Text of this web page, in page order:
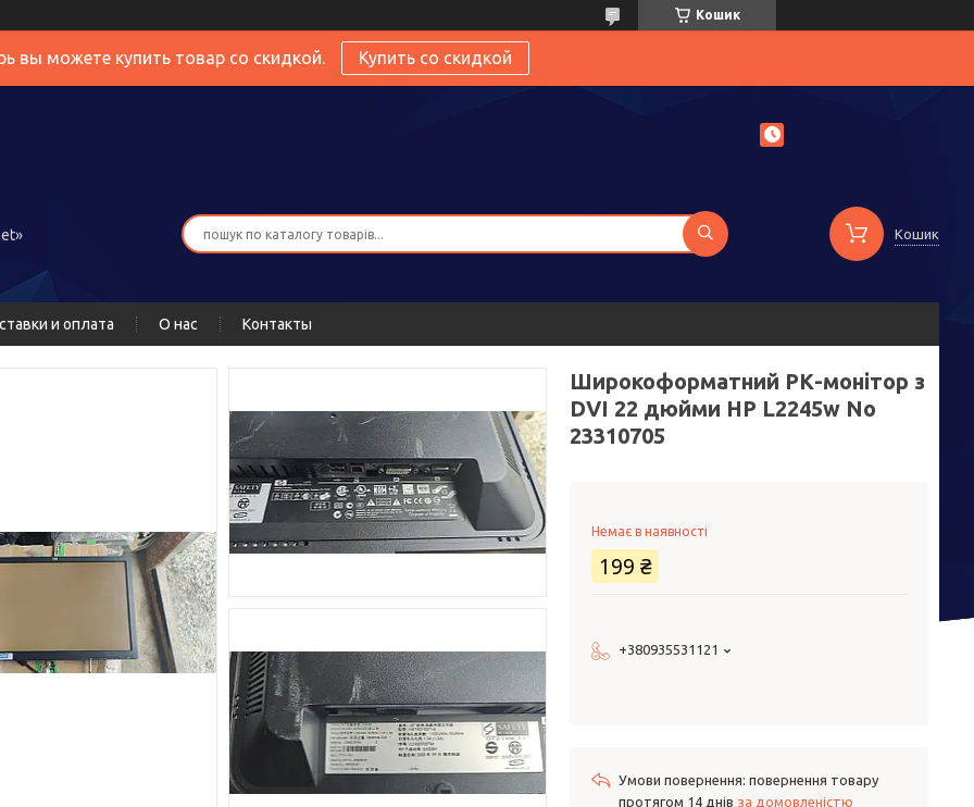
Кошик
вы можете купить товар со скидкой. Купить со скидкой
Кошик
и оплата О нас Контакты
Широкоформатний РК-монітор з
DVI 22 дюйми HP L2245w No
23310705
Немає в наявності
199 ₴
+380935531121
повернення товару
протягом 14 днів за домовленістю